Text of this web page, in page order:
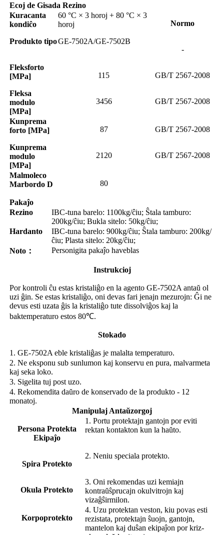
Ecoj de Gisada Rezino
Kuracanta
kondiĉo
60 °C × 3 horoj + 80 °C × 3
horoj
Normo
Produkto tipoGE-7502A/GE-7502B
-
Fleksforto
[MPa]
115 GB/T 2567-2008
Fleksa
modulo
[MPa]
3456 GB/T 2567-2008
Kunprema
forto [MPa]
87 GB/T 2567-2008
Kunprema
modulo
[MPa]
2120 GB/T 2567-2008
Malmoleco
Marbordo D
80
Pakaĵo
Rezino
IBC-tuna barelo: 1100kg/ĉiu; Ŝtala tamburo:
200kg/ĉiu; Bukla sitelo: 50kg/ĉiu;
Hardanto
IBC-tuna barelo: 900kg/ĉiu; Ŝtala tamburo: 200kg/
ĉiu; Plasta sitelo: 20kg/ĉiu;
Noto ： Personigita pakaĵo haveblas
Instrukcioj
Por kontroli ĉu estas kristaliĝo en la agento GE-7502A antaŭ ol
uzi ĝin. Se estas kristaliĝo, oni devas fari jenajn mezurojn: Ĝi ne
devus esti uzata ĝis la kristaliĝo tute dissolviĝos kaj la
baktemperaturo estos 80℃.
Stokado
1. GE-7502A eble kristaliĝas je malalta temperaturo.
2. Ne eksponu sub sunlumon kaj konservu en pura, malvarmeta
kaj seka loko.
3. Sigelita tuj post uzo.
4. Rekomendita daŭro de konservado de la produkto - 12
monatoj.
Manipulaj Antaŭzorgoj
Persona Protekta
Ekipaĵo
1. Portu protektajn gantojn por eviti
rektan kontakton kun la haŭto.
Spira Protekto
2. Neniu speciala protekto.
Okula Protekto
3. Oni rekomendas uzi kemiajn
kontraŭŝprucajn okulvitrojn kaj
vizaĝŝirmilon.
Korpoprotekto
4. Uzu protektan veston, kiu povas esti
rezistata, protektajn ŝuojn, gantojn,
mantelon kaj duŝan ekipaĵon por kriz-